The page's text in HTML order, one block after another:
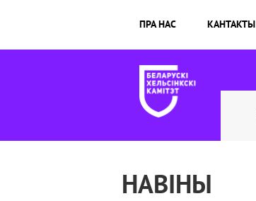
ПРА НАС КАНТАКТЫ
НАВІНЫ